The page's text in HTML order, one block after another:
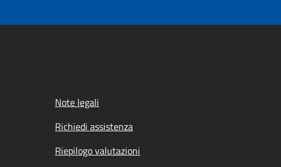
Note legali
Richiedi assistenza
Riepilogo valutazioni